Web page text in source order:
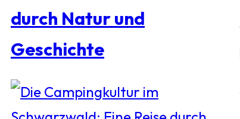
durch Natur und
Geschichte